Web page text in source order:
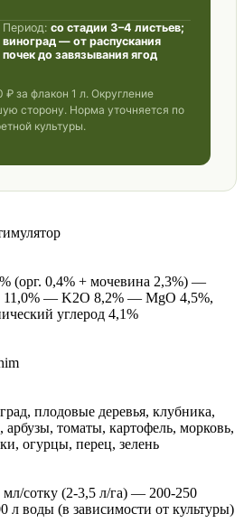
Период:со стадии 3–4 листьев;
виноград — от распускания
почек до завязывания ягод
₽ за флакон 1 л. Округление
сторону. Норма уточняется по
культуры.
(орг. 0,4% + мочевина 2,3%) —
11,0% — K2O 8,2% — MgO 4,5%,
углерод 4,1%
плодовые деревья, клубника,
арбузы, томаты, картофель, морковь,
огурцы, перец, зелень
мл/сотку (2-3,5 л/га) — 200-250
л воды (в зависимости от культуры)